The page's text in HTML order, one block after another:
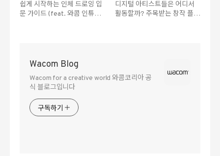
쉽게 시작하는 인체 드로잉 입
문 가이드 (feat. 와콤 인튜어
디지털 아티스트들은 어디서
활동할까? 주목받는 창작 플랫
Wacom Blog
Wacom for a creative world 와콤코리아 공
식 블로그입니다
구독하기